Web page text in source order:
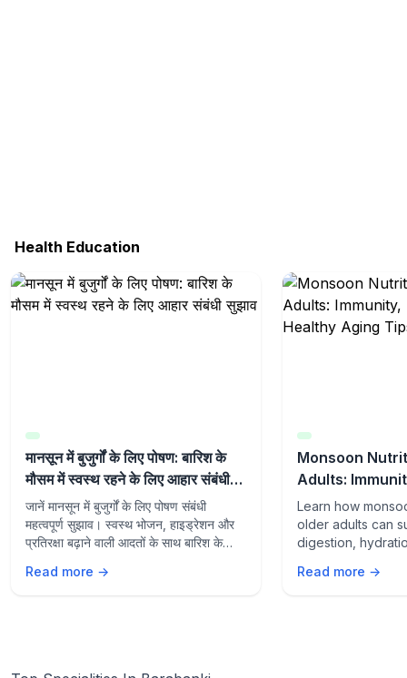
Health Education
मानसून में बुजुर्गों के लिए पोषण: बारिश के
मौसम में स्वस्थ रहने के लिए आहार संबंधी
सुझाव
जानें मानसून में बुजुर्गों के लिए पोषण संबंधी
महत्वपूर्ण सुझाव। स्वस्थ भोजन, हाइड्रेशन और
प्रतिरक्षा बढ़ाने वाली आदतों के साथ बारिश के
Read more →
Monsoon
Adults:
and Healthy
Learn how
older adults can
digestion,
lifestyle habits
Read more →